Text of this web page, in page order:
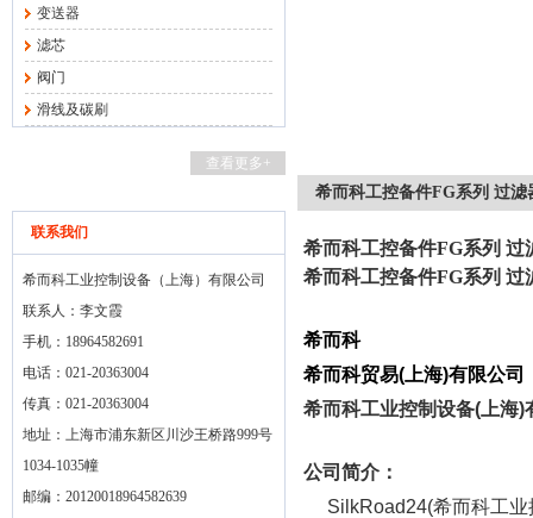
变送器
滤芯
阀门
滑线及碳刷
查看更多+
联系我们
希而科工业控制设备（上海）有限公司
联系人：李文霞
手机：18964582691
电话：021-20363004
传真：021-20363004
地址：上海市浦东新区川沙王桥路999号
1034-1035幢
邮编：20120018964582639
希而科工控备件FG系列 过滤
希而科工控备件FG系列 过
希而科工控备件FG系列 过
希而科
希而科贸易( 上海)有限公司
希而科工业控制设备( 上海)
公司简介：
SilkRoad24(希而科工